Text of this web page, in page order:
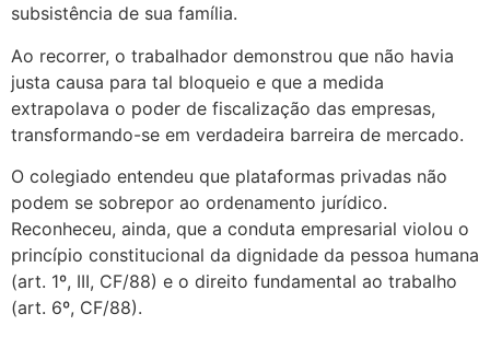
subsistência de sua família.
Ao recorrer, o trabalhador demonstrou que não havia
justa causa para tal bloqueio e que a medida
extrapolava o poder de fiscalização das empresas,
transformando-se em verdadeira barreira de mercado.
O colegiado entendeu que plataformas privadas não
podem se sobrepor ao ordenamento jurídico.
Reconheceu, ainda, que a conduta empresarial violou o
princípio constitucional da dignidade da pessoa humana
(art. 1º, III, CF/88) e o direito fundamental ao trabalho
(art. 6º, CF/88).